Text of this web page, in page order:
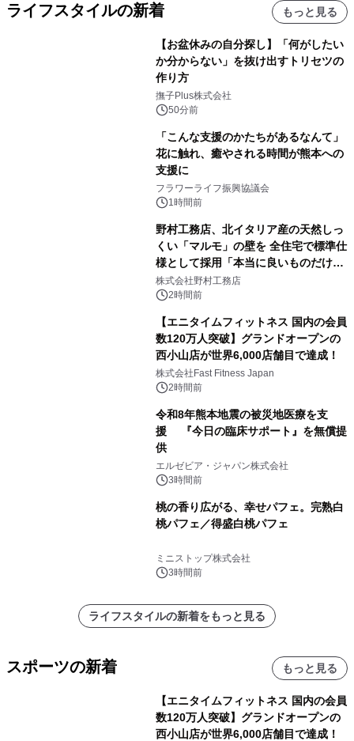
ライフスタイルの新着 もっと見る
【お盆休みの自分探し】「何がしたい
か分からない」を抜け出すトリセツの
作り方
撫子Plus株式会社
50分前
「こんな支援のかたちがあるなんて」
花に触れ、癒やされる時間が熊本への
支援に
フラワーライフ振興協議会
1時間前
野村工務店、北イタリア産の天然しっ
くい「マルモ」の壁を 全住宅で標準仕
様として採用「本当に良いものだけに
こだわる」
株式会社野村工務店
2時間前
【エニタイムフィットネス 国内の会員
数120万人突破】グランドオープンの
西小山店が世界6,000店舗目で達成！
株式会社Fast Fitness Japan
2時間前
令和8年熊本地震の被災地医療を支
援 『今日の臨床サポート』を無償提
供
エルゼビア・ジャパン株式会社
3時間前
桃の香り広がる、幸せパフェ。完熟白
桃パフェ／得盛白桃パフェ
ミニストップ株式会社
3時間前
ライフスタイルの新着をもっと見る
スポーツの新着 もっと見る
【エニタイムフィットネス 国内の会員
数120万人突破】グランドオープンの
西小山店が世界6,000店舗目で達成！